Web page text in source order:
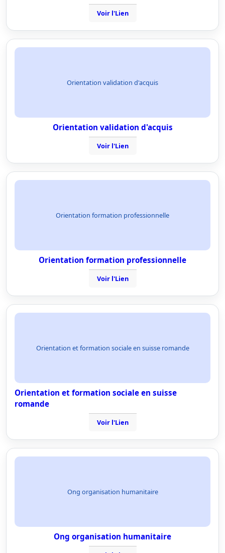
Voir l'Lien
Orientation validation d'acquis
Orientation validation d'acquis
Voir l'Lien
Orientation formation professionnelle
Orientation formation professionnelle
Voir l'Lien
Orientation et formation sociale en suisse romande
Orientation et formation sociale en suisse
romande
Voir l'Lien
Ong organisation humanitaire
Ong organisation humanitaire